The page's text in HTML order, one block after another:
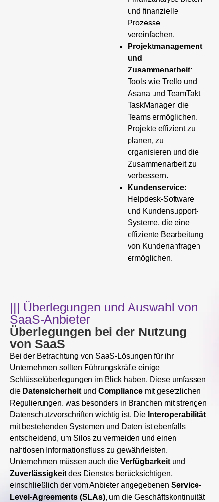
und finanzielle
Prozesse
vereinfachen.
Projektmanagement
und
Zusammenarbeit:
Tools wie Trello und
Asana und TeamTakt
TaskManager, die
Teams ermöglichen,
Projekte effizient zu
planen, zu
organisieren und die
Zusammenarbeit zu
verbessern.
Kundenservice:
Helpdesk-Software
und Kundensupport-
Systeme, die eine
effiziente Bearbeitung
von Kundenanfragen
ermöglichen.
||| Überlegungen und Auswahl von
SaaS-Anbieter
Überlegungen bei der Nutzung
von SaaS
Bei der Betrachtung von SaaS-Lösungen für ihr
Unternehmen sollten Führungskräfte einige
Schlüsselüberlegungen im Blick haben. Diese umfassen
die Datensicherheitund Compliance mit gesetzlichen
Regulierungen, was besonders in Branchen mit strengen
Datenschutzvorschriften wichtig ist. Die Interoperabilität
mit bestehenden Systemen und Daten ist ebenfalls
entscheidend, um Silos zu vermeiden und einen
nahtlosen Informationsfluss zu gewährleisten.
Unternehmen müssen auch die Verfügbarkeitund
Zuverlässigkeitdes Dienstes berücksichtigen,
einschließlich der vom Anbieter angegebenen Service-
Level-Agreements (SLAs), um die Geschäftskontinuität